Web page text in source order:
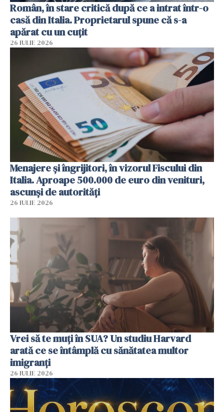
Român, în stare critică după ce a intrat într-o
casă din Italia. Proprietarul spune că s-a
apărat cu un cuțit
26 IULIE 2026
Menajere și îngrijitori, în vizorul Fiscului din
Italia. Aproape 500.000 de euro din venituri,
ascunși de autorități
26 IULIE 2026
Vrei să te muți în SUA? Un studiu Harvard
arată ce se întâmplă cu sănătatea multor
imigranți
26 IULIE 2026